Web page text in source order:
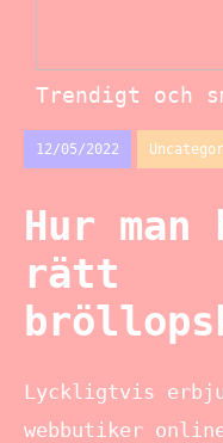
Trendigt och
12/05/2022
Hur
rätt
Lyckligtvis
webbutiker